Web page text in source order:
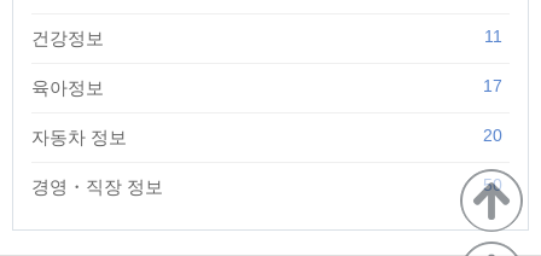
건강정보 11
육아정보 17
자동차 정보 20
경영・직장 정보 50